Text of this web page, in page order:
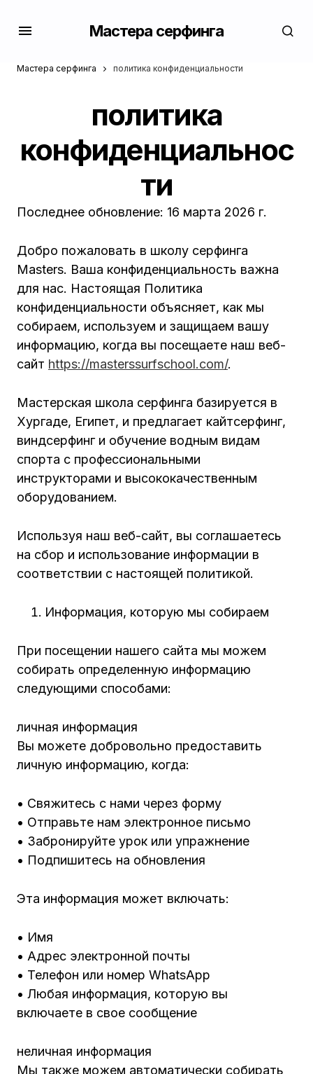
Мастера серфинга
Мастера серфинга политика конфиденциальности
политика
конфиденциальнос
ти
Последнее обновление: 16 марта 2026 г.
Добро пожаловать в школу серфинга
Masters. Ваша конфиденциальность важна
для нас. Настоящая Политика
конфиденциальности объясняет, как мы
собираем, используем и защищаем вашу
информацию, когда вы посещаете наш веб-
сайт https://masterssurfschool.com/.
Мастерская школа серфинга базируется в
Хургаде, Египет, и предлагает кайтсерфинг,
виндсерфинг и обучение водным видам
спорта с профессиональными
инструкторами и высококачественным
оборудованием.
Используя наш веб-сайт, вы соглашаетесь
на сбор и использование информации в
соответствии с настоящей политикой.
Информация, которую мы собираем
При посещении нашего сайта мы можем
собирать определенную информацию
следующими способами:
личная информация
Вы можете добровольно предоставить
личную информацию, когда:
• Свяжитесь с нами через форму
• Отправьте нам электронное письмо
• Забронируйте урок или упражнение
• Подпишитесь на обновления
Эта информация может включать:
• Имя
• Адрес электронной почты
• Телефон или номер WhatsApp
• Любая информация, которую вы
включаете в свое сообщение
неличная информация
Мы также можем автоматически собирать